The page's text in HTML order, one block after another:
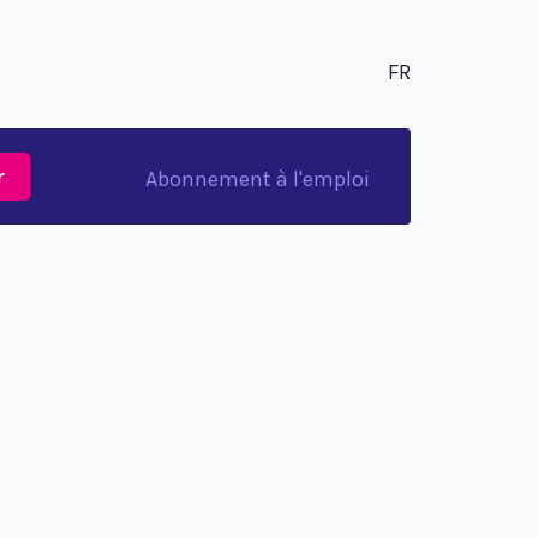
FR
Abonnement à l'emploi